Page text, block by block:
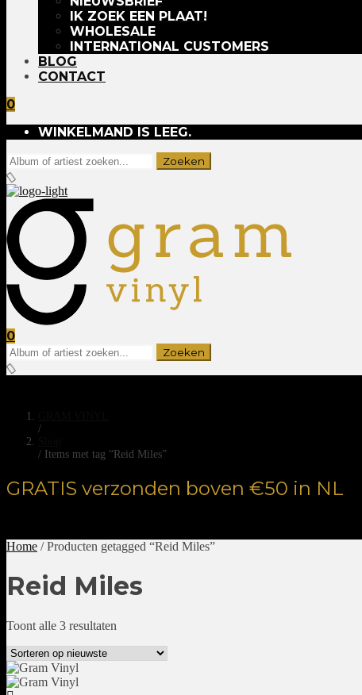
IK ZOEK EEN PLAAT!
WHOLESALE
INTERNATIONAL CUSTOMERS
BLOG
CONTACT
0
WINKELMAND IS LEEG.
0
/
/ Items met tag “Reid Miles”
GRATIS verzonden boven €50 in NL
Home / Producten getagged “Reid Miles”
Reid Miles
Toont alle 3 resultaten
nieuwste